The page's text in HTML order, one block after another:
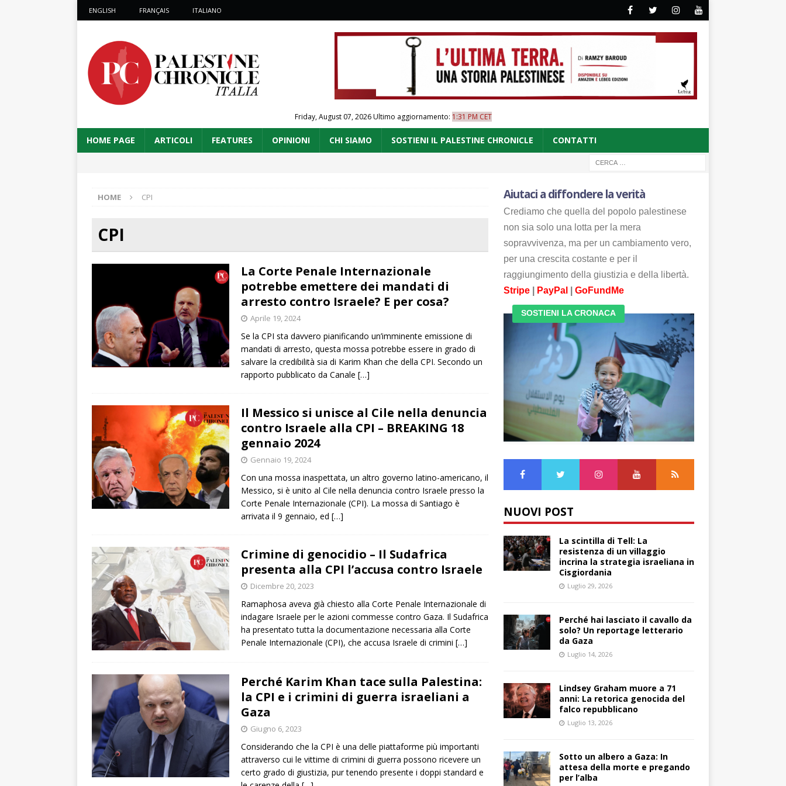
ENGLISH FRANÇAIS ITALIANO
Friday, August 07, 2026Ultimo aggiornamento: 1:31 PM CET
HOME PAGE ARTICOLI FEATURES OPINIONI CHI SIAMO SOSTIENI IL PALESTINE CHRONICLE CONTATTI
HOME CPI
CPI
La Corte Penale Internazionale
potrebbe emettere dei mandati di
arresto contro Israele? E per cosa?
Aprile 19, 2024
Se la CPI sta davvero pianificando un’imminente emissione di
mandati di arresto, questa mossa potrebbe essere in grado di
salvare la credibilità sia di Karim Khan che della CPI. Secondo un
rapporto pubblicato da Canale […]
Il Messico si unisce al Cile nella denuncia
contro Israele alla CPI – BREAKING 18
gennaio 2024
Gennaio 19, 2024
Con una mossa inaspettata, un altro governo latino-americano, il
Messico, si è unito al Cile nella denuncia contro Israele presso la
Corte Penale Internazionale (CPI). La mossa di Santiago è
arrivata il 9 gennaio, ed […]
Crimine di genocidio – Il Sudafrica
presenta alla CPI l’accusa contro Israele
Dicembre 20, 2023
Ramaphosa aveva già chiesto alla Corte Penale Internazionale di
indagare Israele per le azioni commesse contro Gaza. Il Sudafrica
ha presentato tutta la documentazione necessaria alla Corte
Penale Internazionale (CPI), che accusa Israele di crimini […]
Perché Karim Khan tace sulla Palestina:
la CPI e i crimini di guerra israeliani a
Gaza
Giugno 6, 2023
Considerando che la CPI è una delle piattaforme più importanti
attraverso cui le vittime di crimini di guerra possono ricevere un
certo grado di giustizia, pur tenendo presente i doppi standard e
Aiutaci a diffondere la verità
Crediamo che quella del popolo palestinese
non sia solo una lotta per la mera
sopravvivenza, ma per un cambiamento vero,
per una crescita costante e per il
raggiungimento della giustizia e della libertà.
Stripe| PayPal GoFundMe
SOSTIENI LA CRONACA
NUOVI POST
La scintilla di Tell: La
resistenza di un villaggio
incrina la strategia israeliana in
Cisgiordania
Luglio 29, 2026
Perché hai lasciato il cavallo da
solo? Un reportage letterario
da Gaza
Luglio 14, 2026
Lindsey Graham muore a 71
anni: La retorica genocida del
falco repubblicano
Luglio 13, 2026
Sotto un albero a Gaza: In
attesa della morte e pregando
per l’alba